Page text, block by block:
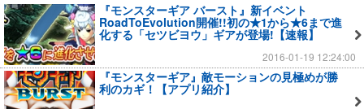
『モンスターギア バースト』新イベント
RoadToEvolution開催!!初の★1から★6まで進
化する「セツビヨウ」ギアが登場!【速報】
2016-01-19 12:24:00
『モンスターギア』敵モーションの見極めが勝
利のカギ！【アプリ紹介】